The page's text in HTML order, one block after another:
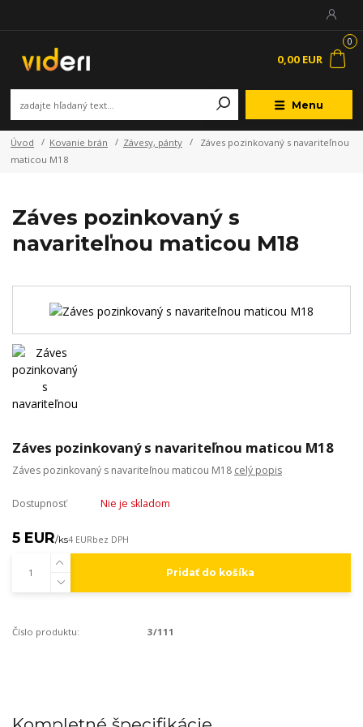
Menu
0
0,00 EUR
Úvod Kovanie brán Závesy, pánty
Záves pozinkovaný s navariteľnou
maticou M18
Záves pozinkovaný s
navariteľnou maticou M18
Záves pozinkovaný s navariteľnou maticou M18
Záves pozinkovaný s navariteľnou maticou M18 celý popis
Dostupnosť Nie je skladom
5 EUR/ks4 EURbez DPH
Pridať do košíka
Číslo produktu: 3/111